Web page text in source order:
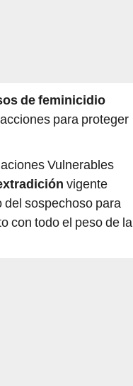
de feminicidio
para proteger
Vulnerables
vigente
del sospechoso para
con todo el peso de la